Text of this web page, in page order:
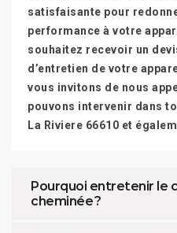
satisfaisante pour
performance à votre
souhaitez recevoir un
d’entretien de votre
vous invitons de nous
pouvons intervenir dans
La Riviere 66610 et
Pourquoi entretenir le
cheminée ?